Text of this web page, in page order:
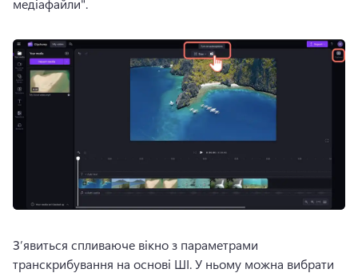
медіафайли".
З’явиться спливаюче вікно з параметрами
транскрибування на основі ШІ. У ньому можна вибрати